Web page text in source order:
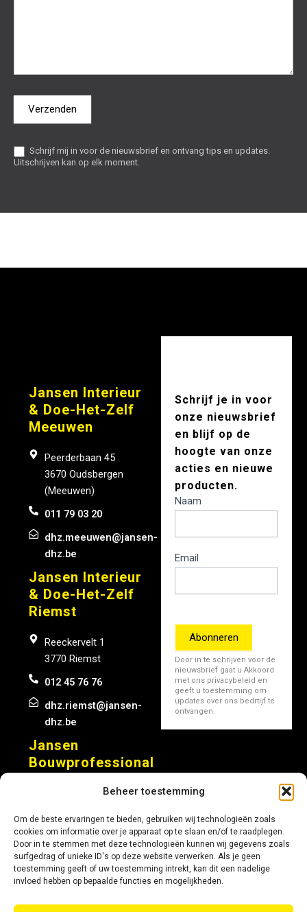
Beheer toestemming
Om de beste ervaringen te bieden, gebruiken wij technologieën zoals
cookies om informatie over je apparaat op te slaan en/of te raadplegen.
Door in te stemmen met deze technologieën kunnen wij gegevens zoals
surfgedrag of unieke ID's op deze website verwerken. Als je geen
toestemming geeft of uw toestemming intrekt, kan dit een nadelige
invloed hebben op bepaalde functies en mogelijkheden.
Verzenden
Schrijf mij in voor de nieuwsbrief en ontvang tips en updates.
Uitschrijven kan op elk moment.
Jansen Interieur
& Doe-Het-Zelf
Meeuwen
Peerderbaan 45
3670 Oudsbergen
(Meeuwen)
011 79 03 20
dhz.meeuwen@jansen-
dhz.be
Jansen Interieur
& Doe-Het-Zelf
Riemst
Reeckervelt 1
3770 Riemst
012 45 76 76
dhz.riemst@jansen-
dhz.be
Jansen
Bouwprofessional
3660 Opglabbeek
011 29 46 30
info@jansen-
bouwprofessional.be
Schrijf je in voor
onze nieuwsbrief
en blijf op de
hoogte van onze
acties en nieuwe
producten.
nieuwsbrief
Naam
Email
Abonneren
Door in te schrijven voor de
nieuwsbrief gaat u Akkoord
met ons privacybeleid en
geeft u toestemming om
updates over ons bedrtijf te
ontvangen.